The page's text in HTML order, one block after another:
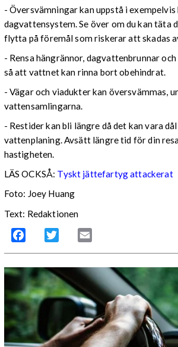
- Översvämningar kan uppstå i
dagvattensystem. Se över om du kan täta
flytta på föremål som riskerar att skadas
- Rensa hängrännor, dagvattenbrunnar
så att vattnet kan rinna bort obehindrat.
- Vägar och viadukter kan översvämmas,
vattensamlingarna.
- Restider kan bli längre då det kan vara
vattenplaning. Avsätt längre tid för din
hastigheten.
LÄS OCKSÅ: Tyskt jättefartyg attackerat
Foto: Joey Huang
Text: Redaktionen
Facebook Twitter